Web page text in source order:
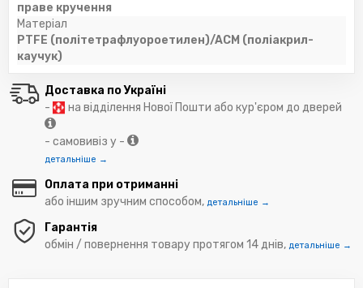
праве кручення
Матеріал
PTFE (політетрафлуороетилен)/ACM (поліакрил-
каучук)
Доставка по Україні
-
на відділення Нової Пошти або кур'єром до дверей
- самовивіз у -
детальніше →
Оплата при отриманні
або іншим зручним способом, детальніше →
Гарантія
обмін / повернення товару протягом 14 днів, детальніше →